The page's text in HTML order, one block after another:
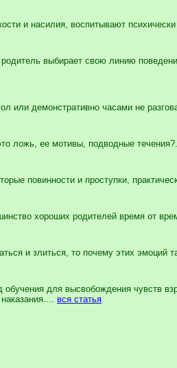
и насилия, воспитывают
выбирает свою линию
или демонстративно часами не
ложь, ее мотивы, подводные
повинности и проступки,
хороших родителей время от
и злиться, то почему этих эмоций
для высвобождения чувств
вся статья